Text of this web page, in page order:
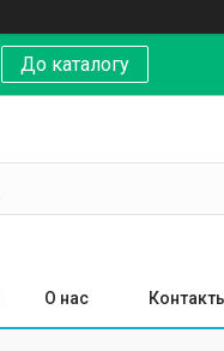
До каталогу
О нас